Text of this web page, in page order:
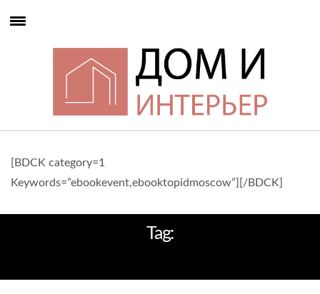
[BDCK category=1
Keywords=”ebookevent,ebooktopidmoscow”][/BDCK]
Tag: